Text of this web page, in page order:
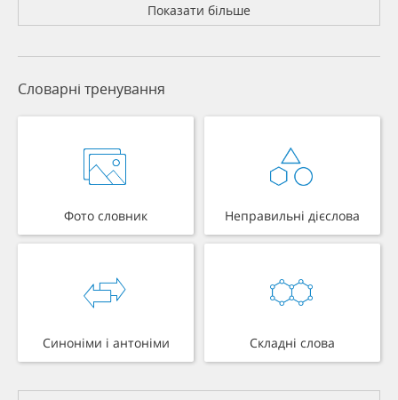
Показати більше
Словарні тренування
Фото словник Неправильні дієслова
Синоніми і антоніми Складні слова